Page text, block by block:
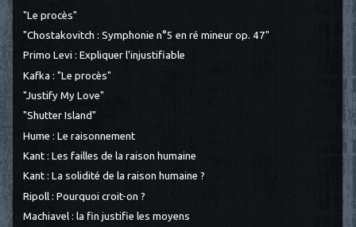
"Le procès"
"Chostakovitch : Symphonie n°5 en ré mineur op. 47"
Primo Levi : Expliquer l'injustifiable
Kafka : "Le procès"
"Justify My Love"
"Shutter Island"
Hume : Le raisonnement
Kant : Les failles de la raison humaine
Kant : La solidité de la raison humaine ?
Ripoll : Pourquoi croit-on ?
Machiavel : la fin justifie les moyens